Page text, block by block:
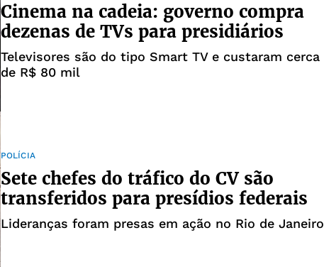
Cinema na cadeia: governo compra
dezenas de TVs para presidiários
Televisores são do tipo Smart TV e custaram cerca
de R$ 80 mil
POLÍCIA
Sete chefes do tráfico do CV são
transferidos para presídios federais
Lideranças foram presas em ação no Rio de Janeiro